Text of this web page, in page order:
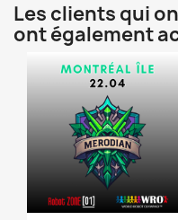
Les clients qui
ont également